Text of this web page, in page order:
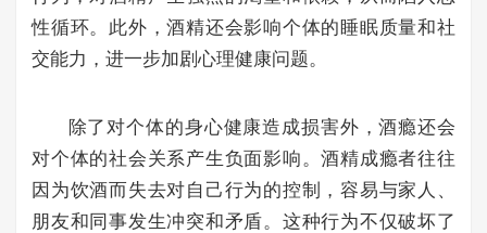
性循环。此外，酒精还会影响个体的睡眠质量和社
交能力，进一步加剧心理健康问题。
除了对个体的身心健康造成损害外，酒瘾还会
对个体的社会关系产生负面影响。酒精成瘾者往往
因为饮酒而失去对自己行为的控制，容易与家人、
朋友和同事发生冲突和矛盾。这种行为不仅破坏了